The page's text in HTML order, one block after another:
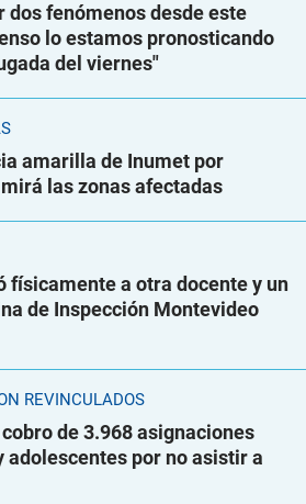
dos fenómenos desde este
lo estamos pronosticando
del viernes"
amarilla de Inumet por
las zonas afectadas
físicamente a otra docente y un
de Inspección Montevideo
REVINCULADOS
de 3.968 asignaciones
por no asistir a